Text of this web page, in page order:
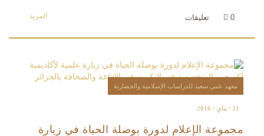
المزيد 0 تعليقات
معهد عمي سعيد للدراسات الإسلامية والحضارية
مجموعة الإعلام لدورة بوصلة الحياة في زيارة